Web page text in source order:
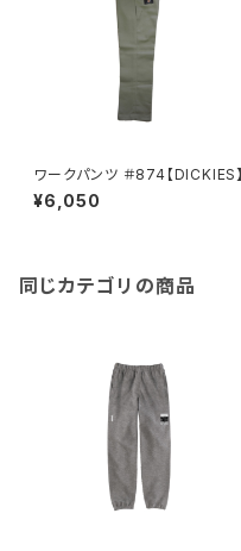
ワークパンツ ＃874【DICKIES】
¥6,050
同じカテゴリの商品